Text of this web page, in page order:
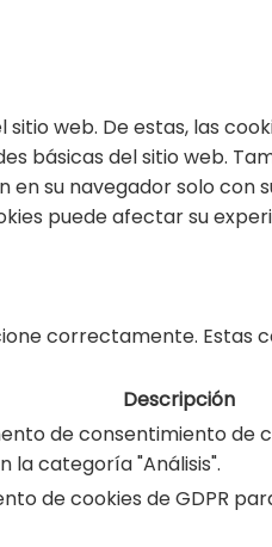
web. De estas, las
básicas del sitio web.
su navegador solo
puede afectar su
correctamente. Estas
Descripción
de consentimiento de
la categoría "Análisis".
de cookies de GDPR